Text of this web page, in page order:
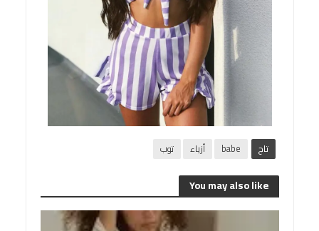
تاج babe أزياء توب
You may also like